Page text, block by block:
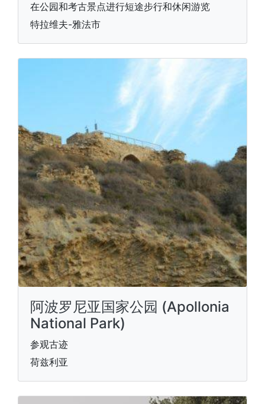
在公园和考古景点进行短途步行和休闲游览
特拉维夫-雅法市
阿波罗尼亚国家公园 (Apollonia
National Park)
参观古迹
荷兹利亚